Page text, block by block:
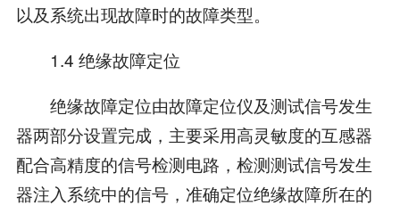
以及系统出现故障时的故障类型。
1.4 绝缘故障定位
绝缘故障定位由故障定位仪及测试信号发生
器两部分设置完成，主要采用高灵敏度的互感器
配合高精度的信号检测电路，检测测试信号发生
器注入系统中的信号，准确定位绝缘故障所在的